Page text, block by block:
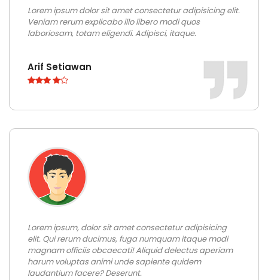
Lorem ipsum dolor sit amet consectetur adipisicing elit.
Veniam rerum explicabo illo libero modi quos
laboriosam, totam eligendi. Adipisci, itaque.
Arif Setiawan
Lorem ipsum, dolor sit amet consectetur adipisicing
elit. Qui rerum ducimus, fuga numquam itaque modi
magnam officiis obcaecati! Aliquid delectus aperiam
harum voluptas animi unde sapiente quidem
laudantium facere? Deserunt.